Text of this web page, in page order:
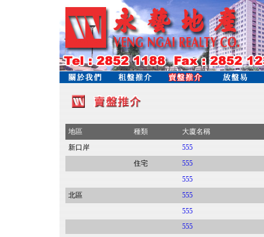
地區 種類
大廈名稱
新口岸
555
住宅
555
555
北區
555
555
555